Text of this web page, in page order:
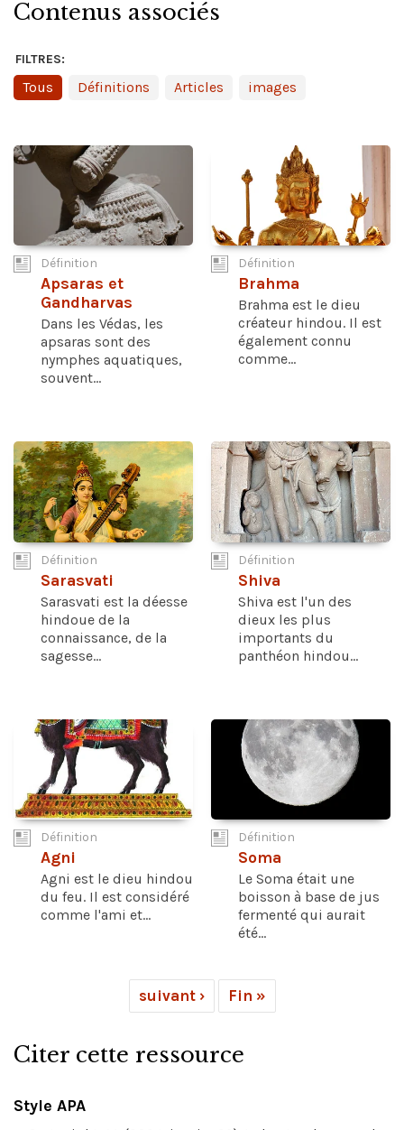
Contenus associés
FILTRES:
Tous Définitions Articles images
Définition
Apsaras et
Gandharvas
Dans les Védas, les
apsaras sont des
nymphes aquatiques,
souvent...
Définition
Brahma
Brahma est le dieu
créateur hindou. Il est
également connu
comme...
Définition
Sarasvati
Sarasvati est la déesse
hindoue de la
connaissance, de la
sagesse...
Définition
Shiva
Shiva est l'un des
dieux les plus
importants du
panthéon hindou...
Définition
Agni
Agni est le dieu hindou
du feu. Il est considéré
comme l'ami et...
Définition
Soma
Le Soma était une
boisson à base de jus
fermenté qui aurait
été...
suivant › Fin »
Citer cette ressource
Style APA